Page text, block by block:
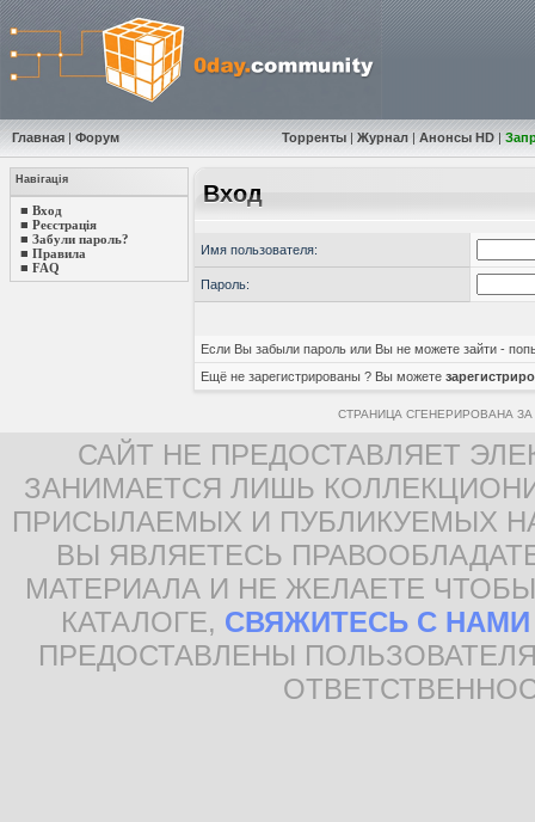
Главная | Форум Торренты |Журнал |Анонсы HD |
Навігація
■ Вход
■ Реєстрація
■ Забули пароль?
■ Правила
■ FAQ
Вход
Имя пользователя:
Пароль:
Если Вы забыли пароль или Вы не можете зайти -
Ещё не зарегистрированы ? Вы можете
СТРАНИЦА СГЕНЕРИРОВАНА
САЙТ НЕ ПРЕДОСТАВЛЯЕТ
ЗАНИМАЕТСЯ ЛИШЬ
ПРИСЫЛАЕМЫХ И ПУБЛИКУЕМЫХ
ВЫ ЯВЛЯЕТЕСЬ
МАТЕРИАЛА И НЕ ЖЕЛАЕТЕ
КАТАЛОГЕ, СВЯЖИТЕСЬ С НАМИ
ПРЕДОСТАВЛЕНЫ